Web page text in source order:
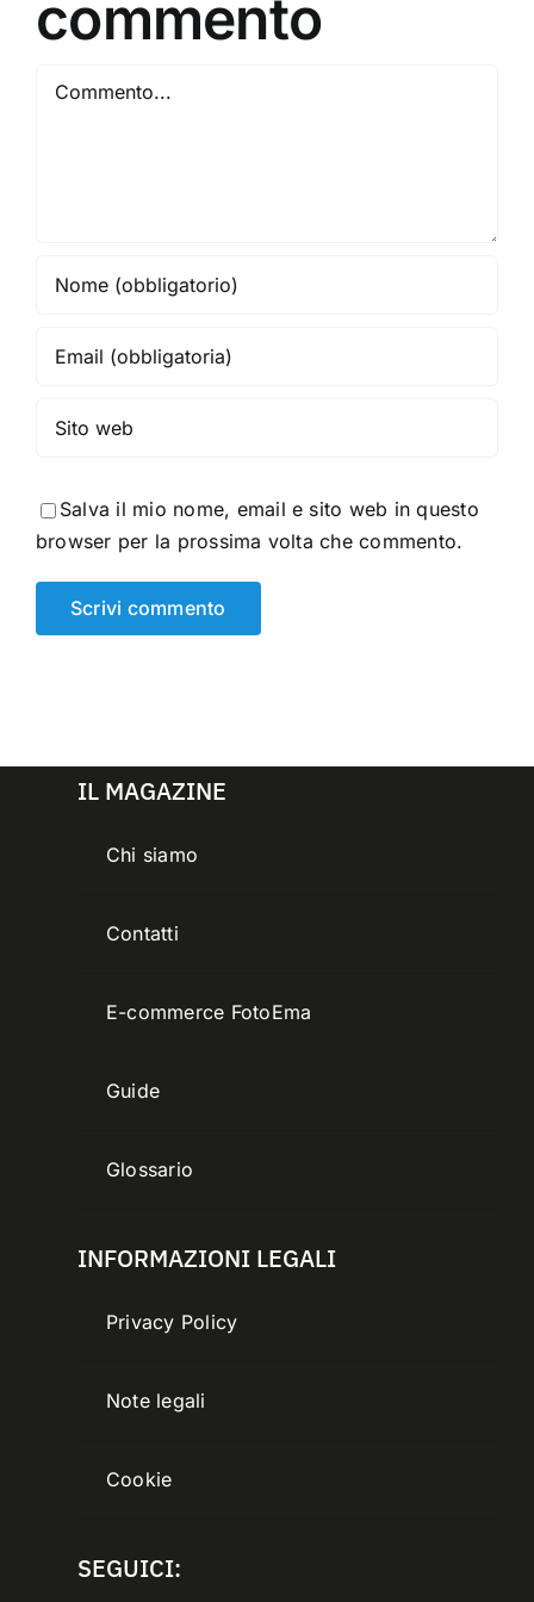
65mm
commento
Salva il mio nome, email e sito web in questo
browser per la prossima volta che commento.
IL MAGAZINE
Chi siamo
Contatti
E-commerce FotoEma
Guide
Glossario
INFORMAZIONI LEGALI
Privacy Policy
Note legali
Cookie
SEGUICI: